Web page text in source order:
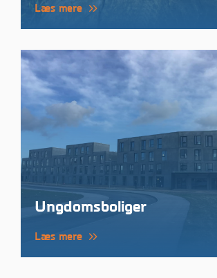
Læs mere
Ungdomsboliger
Læs mere